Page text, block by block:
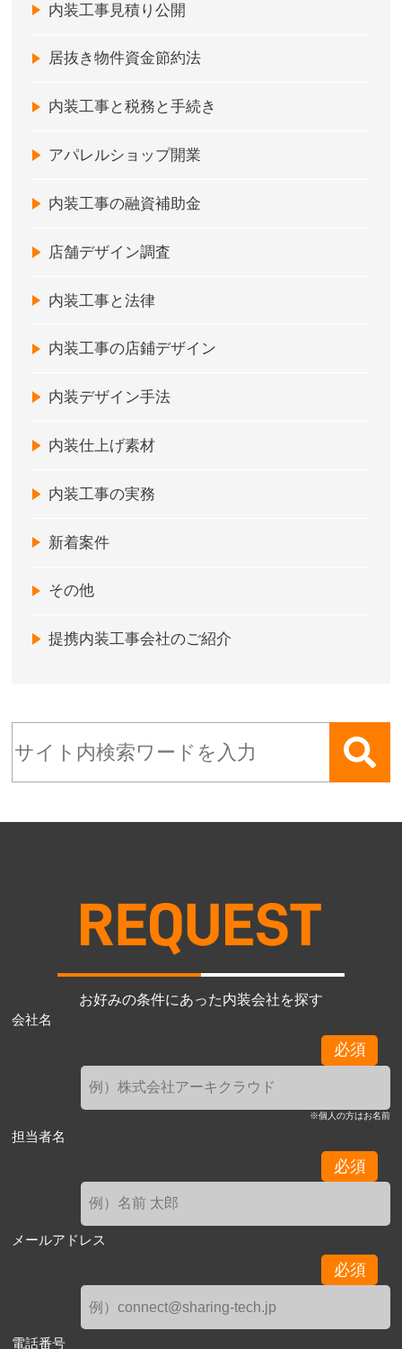
内装工事見積り公開
居抜き物件資金節約法
内装工事と税務と手続き
アパレルショップ開業
内装工事の融資補助金
店舗デザイン調査
内装工事と法律
内装工事の店鋪デザイン
内装デザイン手法
内装仕上げ素材
内装工事の実務
新着案件
その他
提携内装工事会社のご紹介
お好みの条件にあった内装会社を探す
会社名
必須
※個人の方はお名前
担当者名
必須
メールアドレス
必須
電話番号